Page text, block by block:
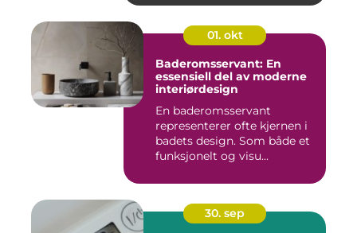
01. okt
Baderomsservant: En
essensiell del av moderne
interiørdesign
En baderomsservant
representerer ofte kjernen i
badets design. Som både et
funksjonelt og visu...
30. sep